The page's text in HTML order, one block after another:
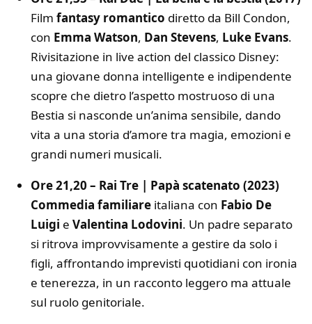
Film fantasy romantico diretto da Bill Condon,
con Emma Watson, Dan Stevens, Luke Evans.
Rivisitazione in live action del classico Disney:
una giovane donna intelligente e indipendente
scopre che dietro l’aspetto mostruoso di una
Bestia si nasconde un’anima sensibile, dando
vita a una storia d’amore tra magia, emozioni e
grandi numeri musicali.
Ore 21,20 – Rai Tre | Papà scatenato (2023)
Commedia familiare italiana con Fabio De
Luigi e Valentina Lodovini. Un padre separato
si ritrova improvvisamente a gestire da solo i
figli, affrontando imprevisti quotidiani con ironia
e tenerezza, in un racconto leggero ma attuale
sul ruolo genitoriale.